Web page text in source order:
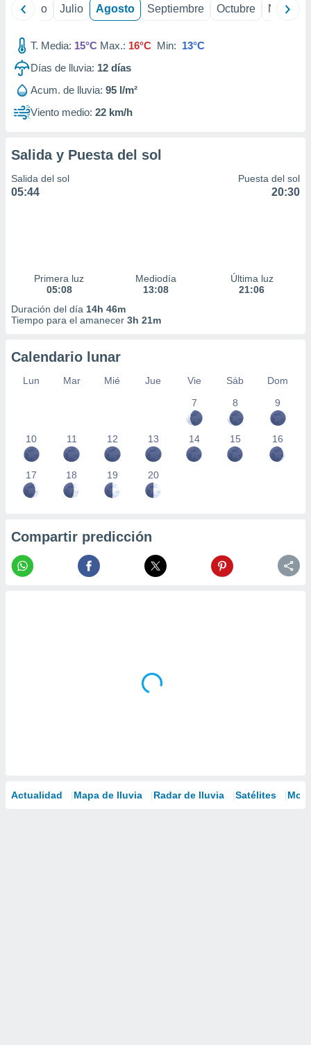
e
mediante
publicidad
de
Junio Julio Agosto Septiembre Octubre
T. Media: 15°C Max.: 16°C Min: 13°C
Días de lluvia: 12 días
Acum. de lluvia: 95 l/m²
Viento medio: 22 km/h
Salida y Puesta del sol
Salida del sol
05:44
Puesta del sol
20:30
Primera luz
05:08
Mediodía
13:08
Última luz
21:06
Duración del día 14h 46m
Tiempo para el amanecer 3h 21m
Calendario lunar
Lun Mar Mié Jue Vie Sáb
Dom
7
8 9
10 11 12 13 14 15 16
17 18 19 20
Compartir predicción
Actualidad Mapa de lluvia Radar de lluvia Satélites